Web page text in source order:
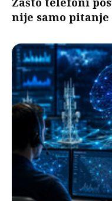
nije samo